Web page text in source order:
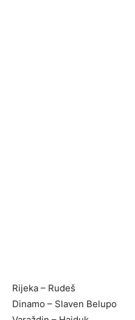
Rijeka – Rudeš
Dinamo – Slaven Belupo